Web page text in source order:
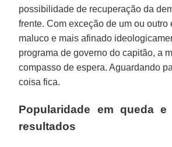
possibilidade de recuperação da
frente. Com exceção de um ou outro
maluco e mais afinado
programa de governo do capitão, a
compasso de espera. Aguardando
coisa fica.
Popularidade em queda e
resultados